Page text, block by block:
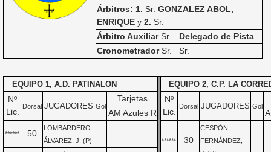
Árbitros: 1. Sr.GONZALEZ ABOL,
ENRIQUE y2. Sr.
Árbitro AuxiliarSr.
Delegado de Pista
CronometradorSr. Sr.
EQUIPO 1, A.D. PATINALON
Nº
Lic.
Dorsal JUGADORES Gol
Tarjetas
AM Azules R
****** 50
LOMBARDERO
ÁLVAREZ, J. (P)
EQUIPO 2, C.P. LA
Nº
Lic.
Dorsal JUGADORES Gol
****** 30
CESPÓN
FERNÁNDEZ,